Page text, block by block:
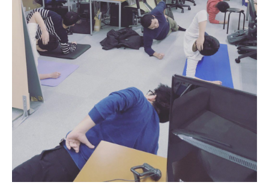
【業務委託】Webデザイナー
Webディレクター
mmjテックブログ
mmjコーポレートサイト
お問合せ 個人情報取扱い方針 サイトマップ